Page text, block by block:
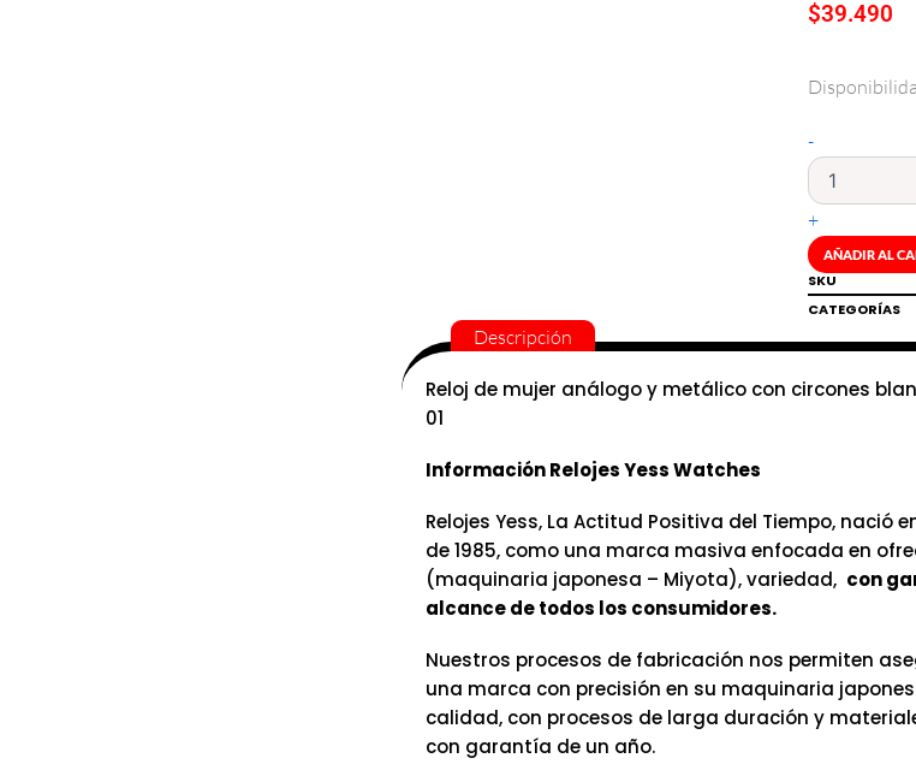
$39.490
-
Reloj
mujer
metálico
análogo
con
circones
Yess
cantidad
+
AÑADIR AL
SKU
CATEGORÍAS
Descripción
Reloj de mujer análogo y metálico con circones
01
Información Relojes Yess Watches
Relojes Yess, La Actitud Positiva del Tiempo, nació
de 1985, como una marca masiva enfocada en
(maquinaria japonesa – Miyota), variedad, con
alcance de todos los consumidores.
Nuestros procesos de fabricación nos permiten
una marca con precisión en su maquinaria
calidad, con procesos de larga duración y
con garantía de un año.